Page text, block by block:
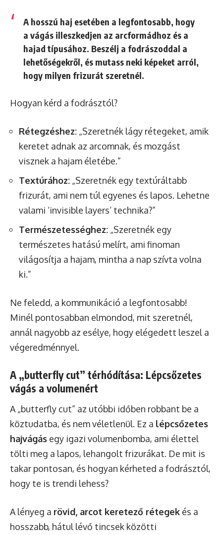
A hosszú haj esetében a legfontosabb, hogy
a vágás illeszkedjen az arcformádhoz és a
hajad típusához. Beszélj a fodrászoddal a
lehetőségekről, és mutass neki képeket arról,
hogy milyen frizurát szeretnél.
Hogyan kérd a fodrásztól?
Rétegzéshez: „Szeretnék lágy rétegeket, amik
keretet adnak az arcomnak, és mozgást
visznek a hajam életébe.”
Textúrához: „Szeretnék egy textúráltabb
frizurát, ami nem túl egyenes és lapos. Lehetne
valami ‘invisible layers’ technika?”
Természetességhez: „Szeretnék egy
természetes hatású melírt, ami finoman
világosítja a hajam, mintha a nap szívta volna
ki.”
Ne feledd, a kommunikáció a legfontosabb!
Minél pontosabban elmondod, mit szeretnél,
annál nagyobb az esélye, hogy elégedett leszel a
végeredménnyel.
A „butterfly cut” térhódítása: Lépcsőzetes
vágás a volumenért
A „butterfly cut” az utóbbi időben robbant be a
köztudatba, és nem véletlenül. Ez a lépcsőzetes
hajvágás egy igazi volumenbomba, ami élettel
tölti meg a lapos, lehangolt frizurákat. De mit is
takar pontosan, és hogyan kérheted a fodrásztól,
hogy te is trendi lehess?
A lényeg a rövid, arcot keretező rétegek és a
hosszabb, hátul lévő tincsek közötti